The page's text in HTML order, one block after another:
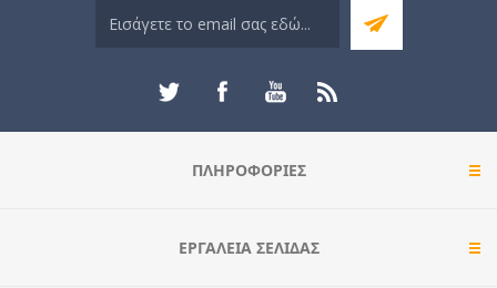
ΠΛΗΡΟΦΟΡΊΕΣ
ΕΡΓΑΛΕΊΑ ΣΕΛΊΔΑΣ